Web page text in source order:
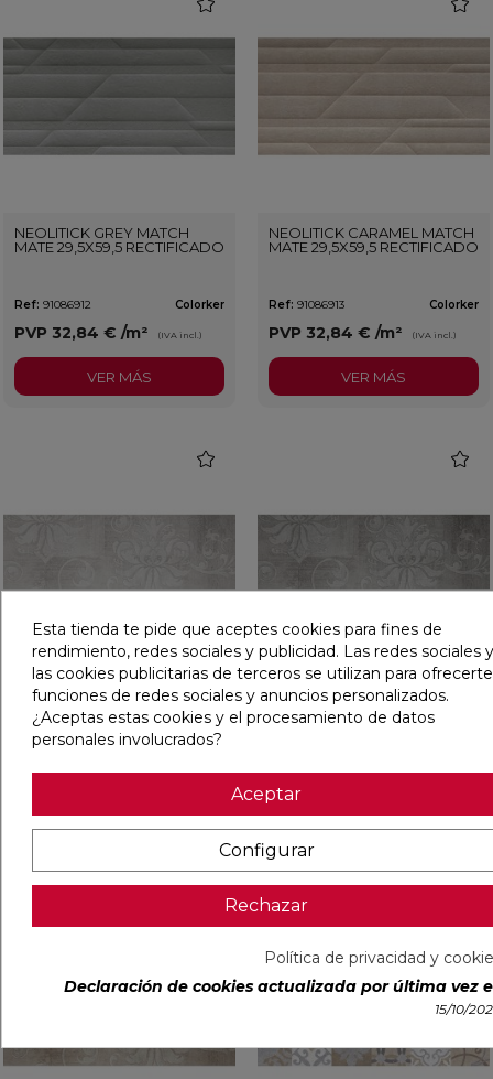
NEOLITICK GREY MATCH
MATE 29,5X59,5 RECTIFICADO
Ref: 91086912 Colorker
PVP 32,84 € /m² (IVA incl.)
VER MÁS
NEOLITICK CARAMEL MATCH
MATE 29,5X59,5 RECTIFICADO
Ref: 91086913 Colorker
PVP 32,84 € /m² (IVA incl.)
VER MÁS
SET 2 PIEZAS NEOLITICK
MOON AVANTLIGHT MATE
31,6X100 RECTIFICADO
SET 2 PIEZAS NEOLITICK
GREY AVANTCOLD MATE
31,6X100 RECTIFICADO
PVP
favorite
Esta tienda te pide que aceptes cookies para fines de
rendimiento, redes sociales y publicidad. Las redes sociales y
las cookies publicitarias de terceros se utilizan para ofrecerte
funciones de redes sociales y anuncios personalizados.
¿Aceptas estas cookies y el procesamiento de datos
personales involucrados?
Aceptar
Configurar
Rechazar
Política de privacidad y
Declaración de cookies actualizada por última vez
15/10/